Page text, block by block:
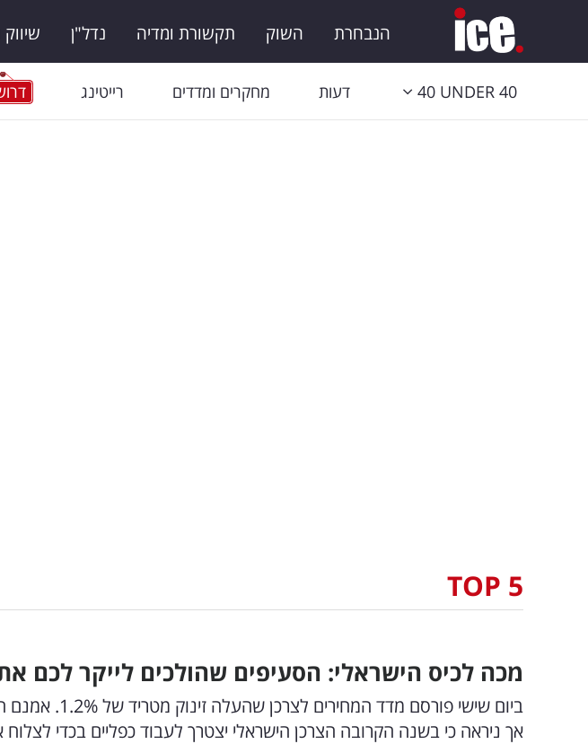
הנבחרת השוק תקשורת ומדיה נדל"ן
40 UNDER 40 דעות מחקרים ומדדים רייטינג
TOP 5
מכה לכיס הישראלי: הסעיפים שהולכים לייקר לכם
ביום שישי פורסם
אך ניראה כי בשנה הקרובה הצרכן הישראלי יצטרך לעבוד כפליים בכדי